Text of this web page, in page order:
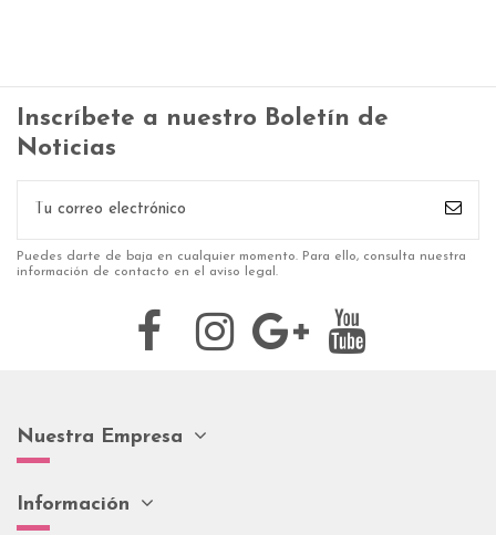
Inscríbete a nuestro Boletín de
Noticias
Puedes darte de baja en cualquier momento. Para ello, consulta nuestra
información de contacto en el aviso legal.
Nuestra Empresa
Información